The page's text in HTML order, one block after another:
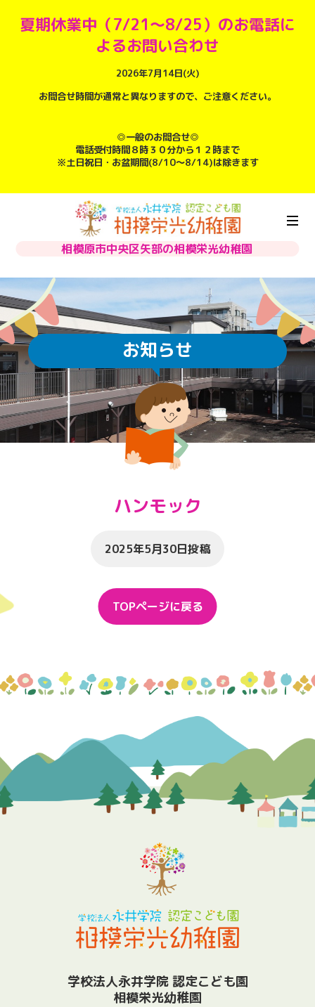
夏期休業中（7/21～8/25）のお電話に
よるお問い合わせ
2026年7月14日(火)
お問合せ時間が通常と異なりますので、ご注意ください。
◎一般のお問合せ◎
電話受付時間８時３０分から１２時まで
※土日祝日・お盆期間(8/10～8/14)は除きます
相模原市中央区矢部の相模栄光幼稚園
お知らせ
ハンモック
2025年5月30日投稿
TOPページに戻る
学校法人永井学院 認定こども園
相模栄光幼稚園